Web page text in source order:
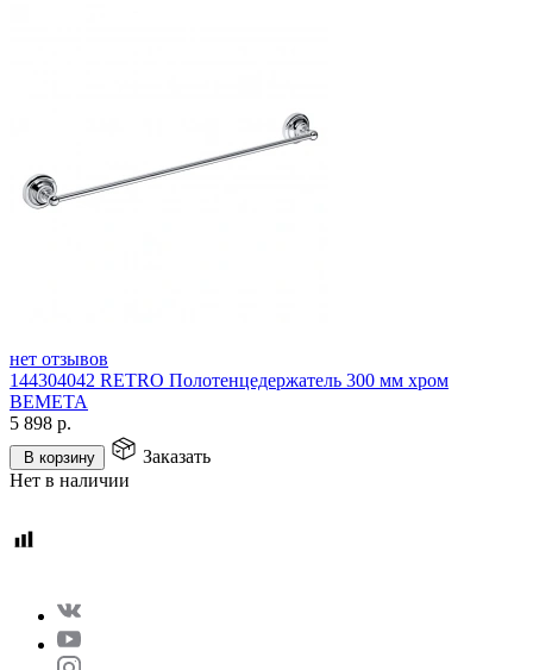
нет отзывов
144304042 RETRO Полотенцедержатель 300 мм хром
BEMETA
5 898 р.
В корзину
Заказать
Нет в наличии